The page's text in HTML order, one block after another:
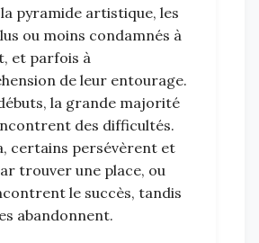
pyramide artistique, les
ou moins condamnés à
et parfois à
de leur entourage.
la grande majorité
des difficultés.
certains persévèrent et
trouver une place, ou
le succès, tandis
abandonnent.